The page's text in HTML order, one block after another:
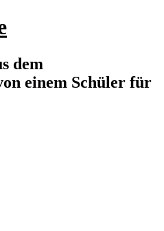
dem
einem Schüler für